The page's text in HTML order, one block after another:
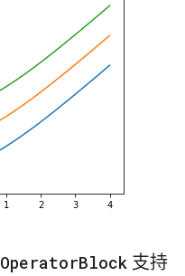
OperatorBlock 支持